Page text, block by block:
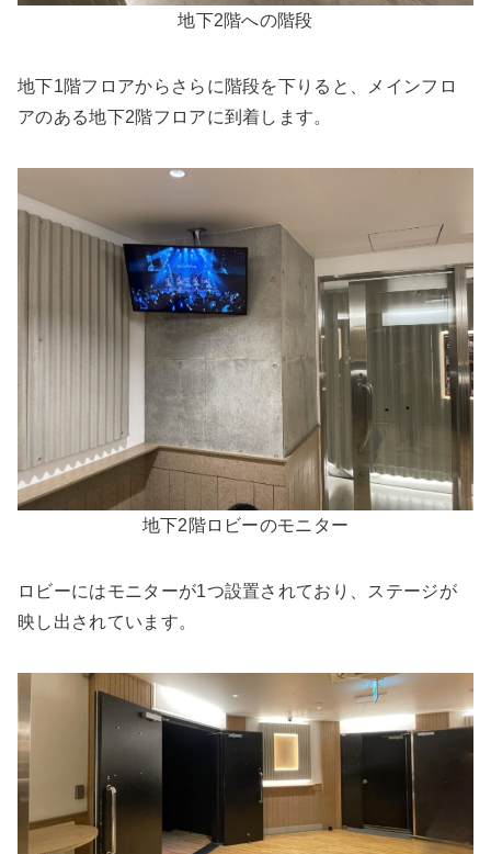
地下2階への階段
地下1階フロアからさらに階段を下りると、メインフロ
アのある地下2階フロアに到着します。
地下2階ロビーのモニター
ロビーにはモニターが1つ設置されており、ステージが
映し出されています。